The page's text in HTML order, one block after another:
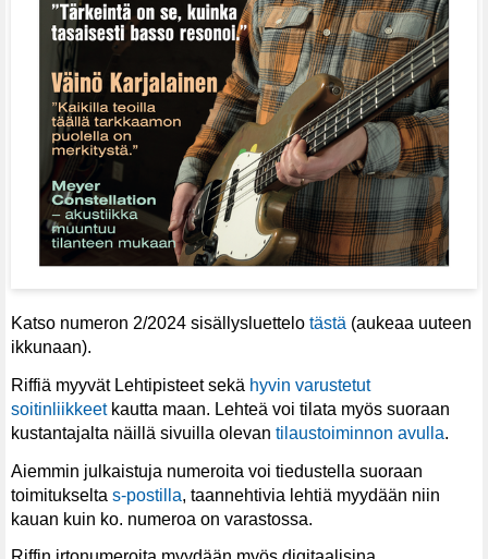
Katso numeron 2/2024 sisällysluettelo tästä (aukeaa uuteen
ikkunaan).
Riffiä myyvät Lehtipisteet sekä hyvin varustetut
soitinliikkeetkautta maan. Lehteä voi tilata myös suoraan
kustantajalta näillä sivuilla olevan tilaustoiminnon avulla.
Aiemmin julkaistuja numeroita voi tiedustella suoraan
toimitukselta s-postilla, taannehtivia lehtiä myydään niin
kauan kuin ko. numeroa on varastossa.